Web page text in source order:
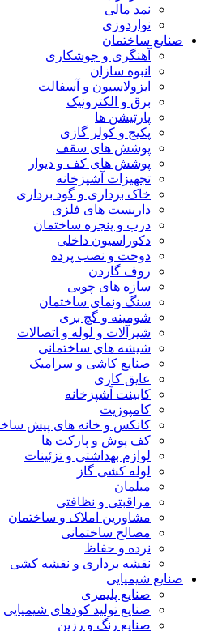
نمد مالی
نواردوزی
صنایع ساختمان
آهنگری و جوشکاری
انبوه سازان
ایزولاسیون و آسفالت
برق و الکترونیک
پارتیشن ها
پکیج و کولر گازی
پوشش های سقف
پوشش های کف و دیوار
تجهیزات آشپزخانه
خاک برداری و گود برداری
داربست های فلزی
درب و پنجره ساختمان
دکوراسیون داخلی
دوخت و نصب پرده
روف گاردن
سازه های چوبی
سنگ ونمای ساختمان
شومینه و گچ بری
شیرآلات و لوله و اتصالات
شیشه های ساختمانی
صنایع کاشی و سرامیک
عایق کاری
کابینت آشپزخانه
کامپوزیت
کانکس و خانه های پیش ساخته
کف پوش و پارکت ها
لوازم بهداشتی و تزئینات
لوله کشی گاز
مبلمان
مراقبتی و نظافتی
مشاورین املاک و ساختمان
مصالح ساختمانی
نرده و حفاظ
نقشه برداری و نقشه کشی
صنایع شیمیایی
صنایع پلیمری
صنایع تولید کودهای شیمیایی
صنایع رنگ و رزین